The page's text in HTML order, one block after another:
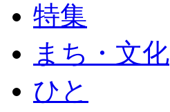
特集
まち・文化
ひと